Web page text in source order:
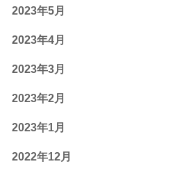
2023年5月
2023年4月
2023年3月
2023年2月
2023年1月
2022年12月